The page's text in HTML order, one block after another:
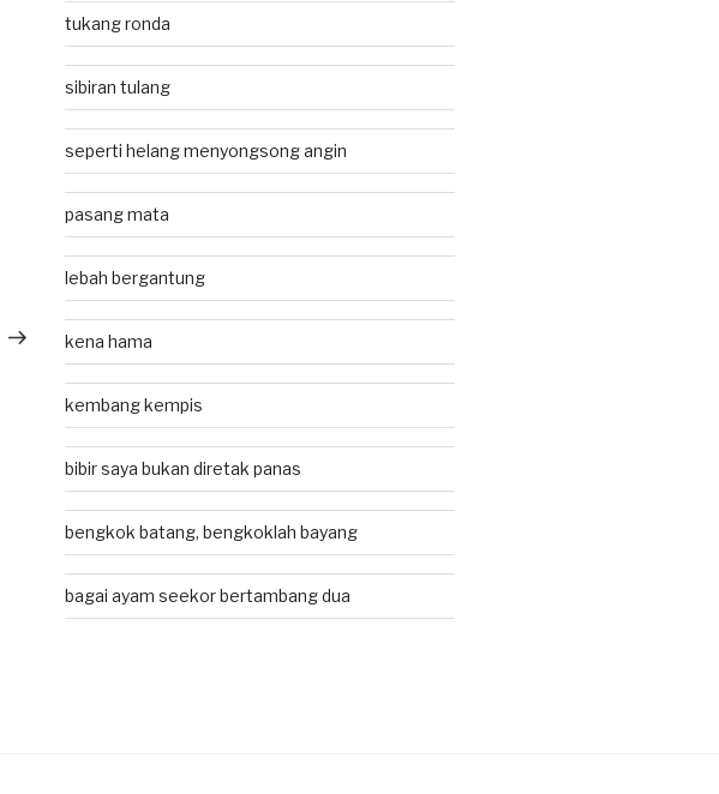
Post
tukang ronda
sibiran tulang
seperti helang menyongsong angin
pasang mata
lebah bergantung
kena hama
kembang kempis
bibir saya bukan diretak panas
bengkok batang, bengkoklah bayang
bagai ayam seekor bertambang dua